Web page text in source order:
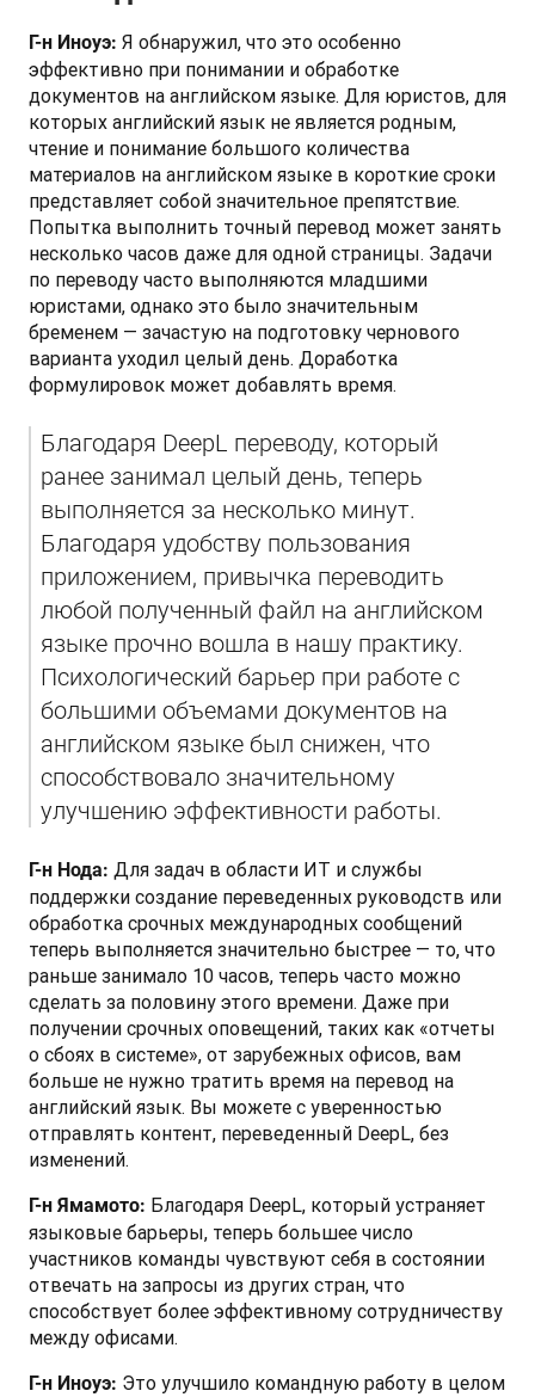
Г-н Иноуэ: Я обнаружил, что это особенно
эффективно при понимании и обработке
документов на английском языке. Для юристов, для
которых английский язык не является родным,
чтение и понимание большого количества
материалов на английском языке в короткие сроки
представляет собой значительное препятствие.
Попытка выполнить точный перевод может занять
несколько часов даже для одной страницы. Задачи
по переводу часто выполняются младшими
юристами, однако это было значительным
бременем — зачастую на подготовку чернового
варианта уходил целый день. Доработка
формулировок может добавлять время.
Благодаря DeepL переводу, который
ранее занимал целый день, теперь
выполняется за несколько минут.
Благодаря удобству пользования
приложением, привычка переводить
любой полученный файл на английском
языке прочно вошла в нашу практику.
Психологический барьер при работе с
большими объемами документов на
английском языке был снижен, что
способствовало значительному
улучшению эффективности работы.
Г-н Нода: Для задач в области ИТ и службы
поддержки создание переведенных руководств или
обработка срочных международных сообщений
теперь выполняется значительно быстрее — то, что
раньше занимало 10 часов, теперь часто можно
сделать за половину этого времени. Даже при
получении срочных оповещений, таких как «отчеты
о сбоях в системе», от зарубежных офисов, вам
больше не нужно тратить время на перевод на
английский язык. Вы можете с уверенностью
отправлять контент, переведенный DeepL, без
изменений.
Г-н Ямамото: Благодаря DeepL, который устраняет
языковые барьеры, теперь большее число
участников команды чувствуют себя в состоянии
отвечать на запросы из других стран, что
способствует более эффективному сотрудничеству
между офисами.
Г-н Иноуэ: Это улучшило командную работу в целом